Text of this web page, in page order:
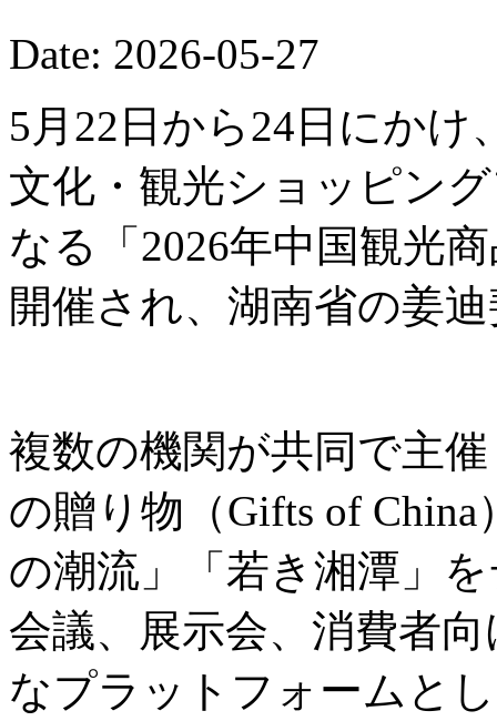
Date: 2026-05-27
5月22日から24日にかけ
文化・観光ショッピン
なる「2026年中国観光
開催され、湖南省の姜
複数の機関が共同で主
の贈り物（Gifts of
の潮流」「若き湘潭」
会議、展示会、消費者
なプラットフォームと